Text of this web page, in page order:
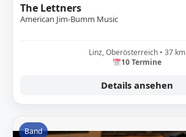
The Lettners
American Jim-Bumm Music
Linz, Oberösterreich • 37 km
10 Termine
Details ansehen
Band